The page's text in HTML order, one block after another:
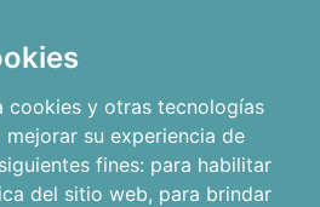
cookies y otras tecnologías
su experiencia de
fines: para habilitar
del sitio web, para brindar